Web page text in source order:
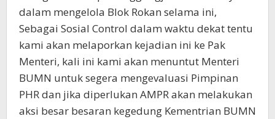
dalam mengelola Blok Rokan selama ini,
Sebagai Sosial Control dalam waktu dekat tentu
kami akan melaporkan kejadian ini ke Pak
Menteri, kali ini kami akan menuntut Menteri
BUMN untuk segera mengevaluasi Pimpinan
PHR dan jika diperlukan AMPR akan melakukan
aksi besar besaran kegedung Kementrian BUMN